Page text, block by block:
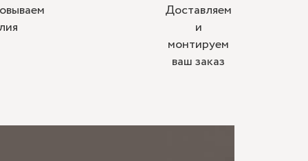
ограждения без поддона редко встают
Доставляем
и
монтируем
ваш заказ